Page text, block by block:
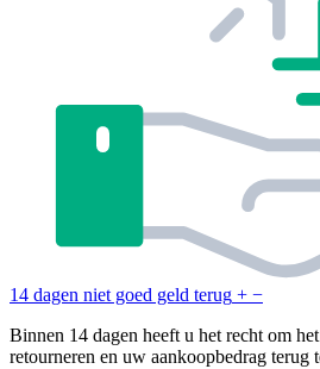
14 dagen niet goed geld terug + −
Binnen 14 dagen heeft u het recht om
retourneren en uw aankoopbedrag terug